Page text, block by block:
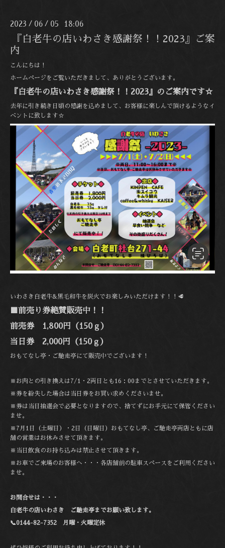
2023 / 06 / 05 18:06
『白老牛の店いわさき感謝祭！！2023』ご案
内
こんにちは！
ホームページをご覧いただきまして、ありがとうございます。
『白老牛の店いわさき感謝祭！！2023』のご案内です☆
去年に引き続き日頃の感謝を込めまして、お客様に楽しんで頂けるようなイ
ベントに致します☆
いわさき白老牛&黒毛和牛を炭火でお楽しみいただけます！！🥩
■前売り券絶賛販売中！！
前売券 1,800円（150ｇ）
当日券 2,000円（150ｇ）
おもてなし亭・ご馳走亭にて販売中でございます！
※お肉との引き換えは7/1・2両日とも16：00までとさせていただきます。
※券を紛失した場合は当日券をお買い求めくださいませ。
※券は当日抽選会で必要となりますので、捨てずにお手元にて保管ください
ませ。
※7月1日（土曜日）・2日（日曜日）おもてなし亭、ご馳走亭両店ともに店
舗の営業はお休みさせて頂きます。
※当日飲食のお持ち込みは禁止させて頂きます。
※お車でご来場のお客様へ・・・各店舗前の駐車スペースをご利用ください
ませ。
お問合せは・・・
白老牛の店いわさき ご馳走亭までお願い致します。
📞0144-82-7352 月曜・火曜定休